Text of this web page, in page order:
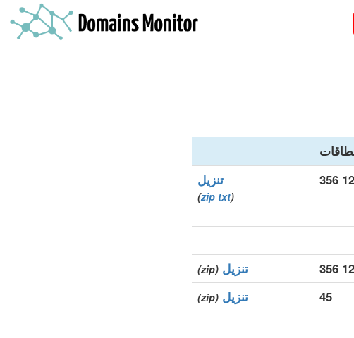
12 356 تنزيل
(
zip txt
)
12 356 تنزيل (zip)
45 تنزيل (zip)